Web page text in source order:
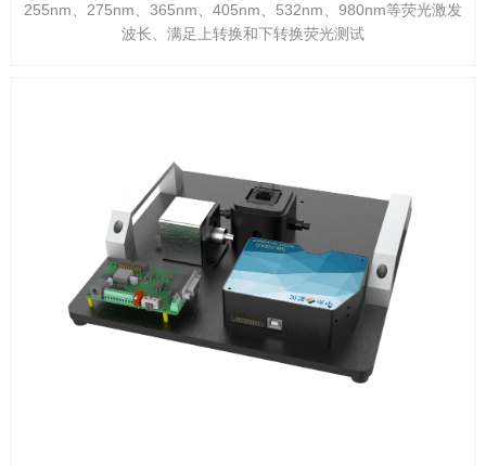
255nm、275nm、365nm、405nm、532nm、980nm等荧光激发
波长、 满足上转换和下转换荧光测试